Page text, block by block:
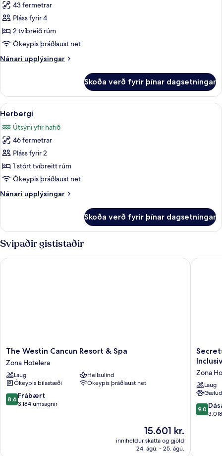
fyrir
Herbergi
43 fermetrar
Pláss fyrir 4
2 tvíbreið rúm
Ókeypis þráðlaust net
Nánari upplýsingar
Nánari
Skoða verð fyrir þínar dagsetningar
Skoða
allar
myndir
fyrir
Herbergi
Ókeypis drykkir á míníbar,
6
Herbergi
Útsýni yfir hafið
46 fermetrar
Pláss fyrir 2
1 stórt tvíbreitt rúm
Ókeypis þráðlaust net
Nánari upplýsingar
Nánari
Skoða verð fyrir þínar dagsetningar
Svipaðir gististaðir
The
Westin
Cancun
Resort
&
Spa
Zona
The Westin Cancun Resort & Spa
Zona Hotelera
Laug
Heilsulind
Ókeypis bílastæði
Ókeypis þráðlaust net
8.6
af
8,6 Frábært
3.184 umsagnir
Verðið
er
15.601 kr.
15.601 kr.
inniheldur skatta og gjöld
24. ágú. - 25. ágú.
The Westin Cancun Resort & Spa
Secrets
The
Cancun
-
Adults
Only
-
Zona
Laug
9.0
af
9,0
Secrets